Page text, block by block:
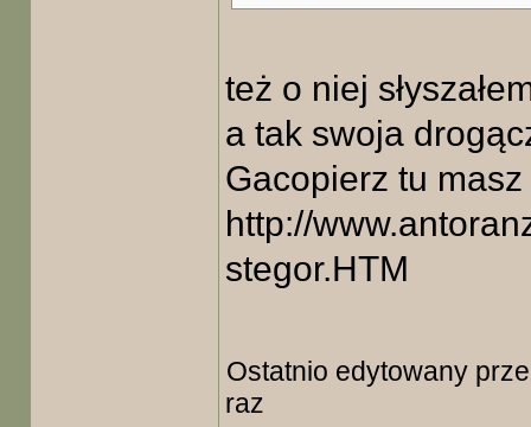
też o niej
a tak swoja
Gacopierz tu
http://
stegor.HTM
Ostatnio edytowany
raz